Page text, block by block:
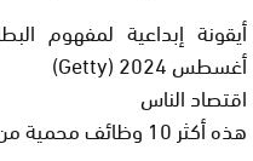
أغسطس 2024 (Getty)
اقتصاد الناس
هذه أكثر 10 وظائف محمية من اجتياح الذكاء الاصطناعي